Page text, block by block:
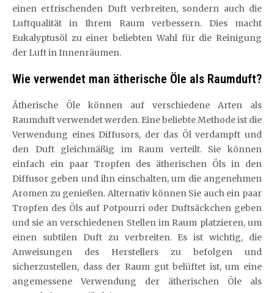
einen erfrischenden Duft verbreiten, sondern auch die
Luftqualität in Ihrem Raum verbessern. Dies macht
Eukalyptusöl zu einer beliebten Wahl für die Reinigung
der Luft in Innenräumen.
Wie verwendet man ätherische Öle als Raumduft?
Ätherische Öle können auf verschiedene Arten als
Raumduft verwendet werden. Eine beliebte Methode ist die
Verwendung eines Diffusors, der das Öl verdampft und
den Duft gleichmäßig im Raum verteilt. Sie können
einfach ein paar Tropfen des ätherischen Öls in den
Diffusor geben und ihn einschalten, um die angenehmen
Aromen zu genießen. Alternativ können Sie auch ein paar
Tropfen des Öls auf Potpourri oder Duftsäckchen geben
und sie an verschiedenen Stellen im Raum platzieren, um
einen subtilen Duft zu verbreiten. Es ist wichtig, die
Anweisungen des Herstellers zu befolgen und
sicherzustellen, dass der Raum gut belüftet ist, um eine
angemessene Verwendung der ätherischen Öle als